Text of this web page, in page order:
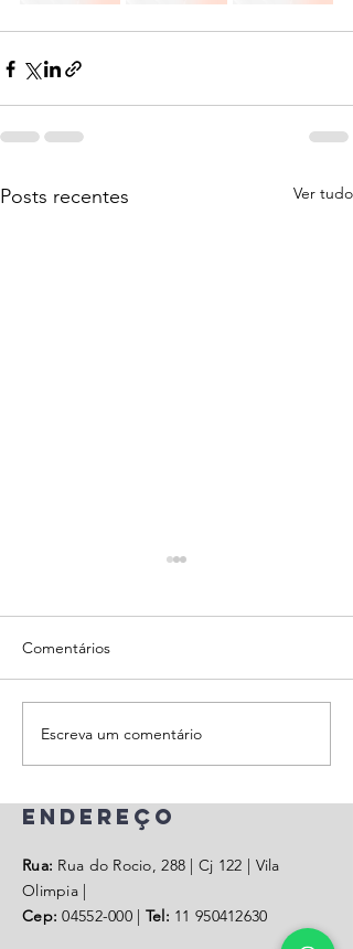
Posts recentes Ver tudo
Você sente dor na
panturrilha?
Comentários
Escreva um comentário
endereço
Rua: Rua do Rocio, 288 | Cj 122 | Vila
Olimpia |
Cep: 04552-000| Tel: 11 950412630